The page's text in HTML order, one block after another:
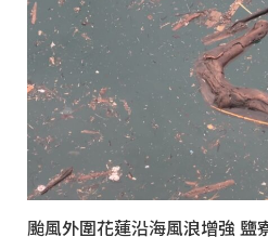
颱風外圍花蓮沿海風浪增強 鹽